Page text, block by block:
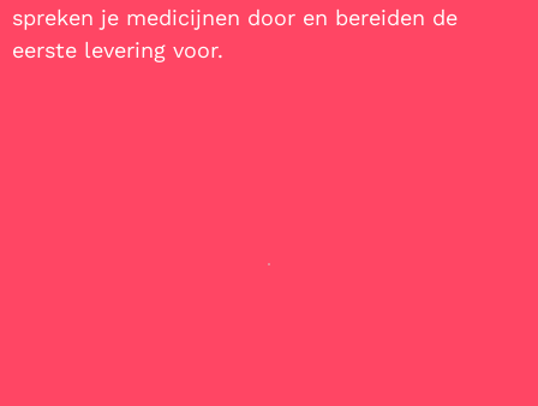
spreken je medicijnen door en bereiden de
eerste levering voor.